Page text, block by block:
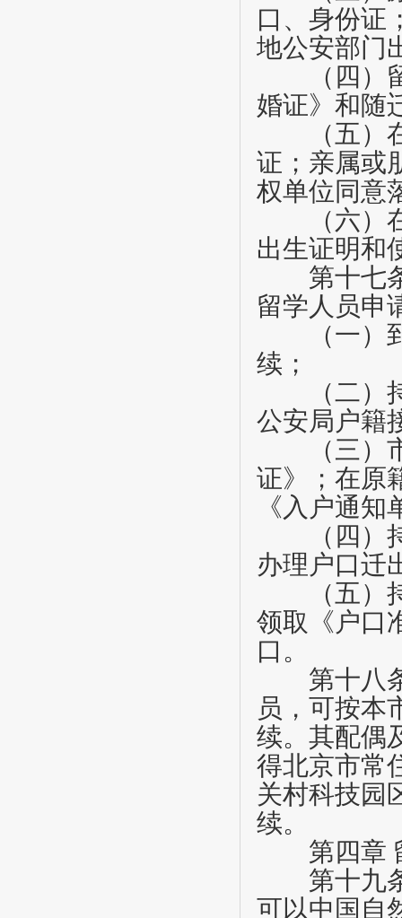
口、身份证
地公安部门
（四）留
婚证》和随
（五）在
证；亲属或
权单位同意
（六）在
出生证明和
第十七
留学人员申
（一）到
续；
（二）持
公安局户籍
（三）市
证》；在原
《入户通知
（四）持
办理户口迁
（五）持
领取《户口
口。
第十八
员，可按本
续。其配偶
得北京市常
关村科技园
续。
第四章
第十九
可以中国自